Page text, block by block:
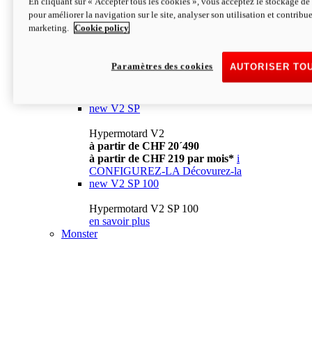
à partir de CHF 13´990 i
CONFIGUREZ-LA Décovurez-la
newV2
à partir de CHF 15´990
à partir de CHF 169 par mois* i
new V2 SP
Hypermotard V2
à partir de CHF 20´490
à partir de CHF 219 par mois* i
CONFIGUREZ-LA Décovurez-la
new V2 SP 100
Hypermotard V2 SP 100
en savoir plus
Monster
pour améliorer la navigation sur le site, analyser son utilisation et
marketing.
Cookie policy
AUTORISER
Paramètres des cookies